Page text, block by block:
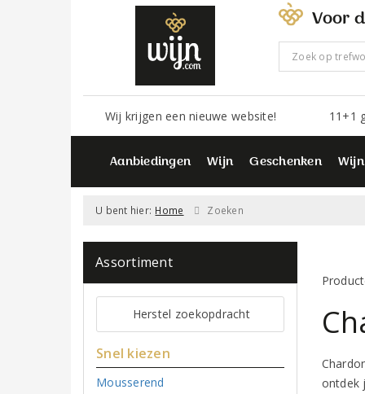
Voor
Wij krijgen een nieuwe website! 11+1
Aanbiedingen Wijn Geschenken
U bent hier: Home Zoeken
Assortiment
Herstel zoekopdracht
Snel kiezen
Mousserend
ontdek